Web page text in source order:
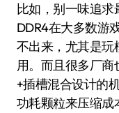
比如，别一味追求
DDR4在大多数游
不出来，尤其是玩
用。而且很多厂
+插槽混合设计的
功耗颗粒来压缩成